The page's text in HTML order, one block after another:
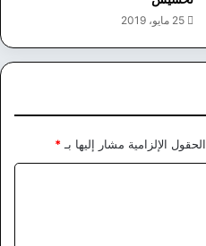
25 مايو، 2019
الحقول الإلزامية مشار إليها بـ*